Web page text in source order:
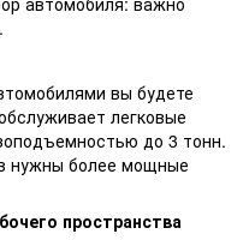
вы будете
легковые
до 3 тонн.
нужны более мощные
пространства